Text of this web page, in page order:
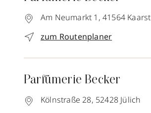
Am Neumarkt 1, 41564 Kaarst
zum Routenplaner
Parfümerie Becker
Kölnstraße 28, 52428 Jülich